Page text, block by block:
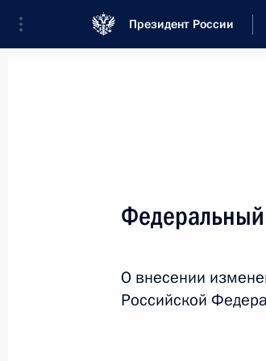
Президент России
Текст в документе
Вид документа
Все
О внесении
Российской